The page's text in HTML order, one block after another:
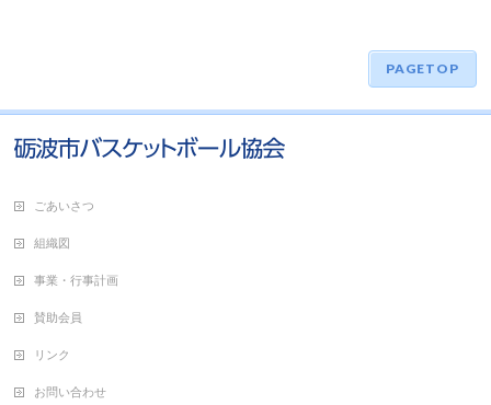
PAGETOP
ごあいさつ
組織図
事業・行事計画
賛助会員
リンク
お問い合わせ